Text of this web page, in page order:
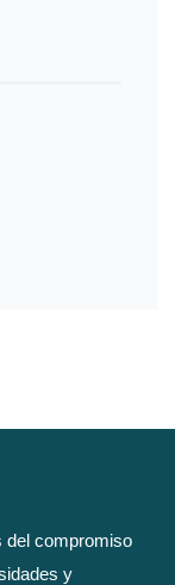
del compromiso
y